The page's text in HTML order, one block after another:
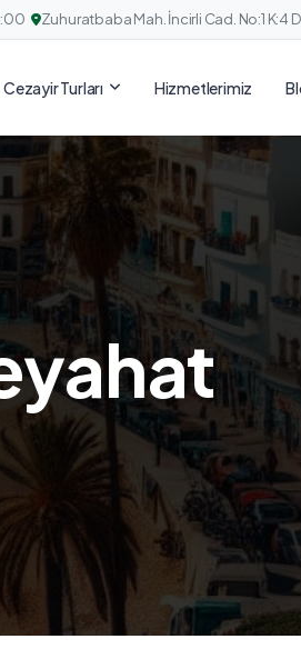
Zuhuratbaba Mah. İncirli Cad. No:1 K:4
Cezayir Turları Hizmetlerimiz